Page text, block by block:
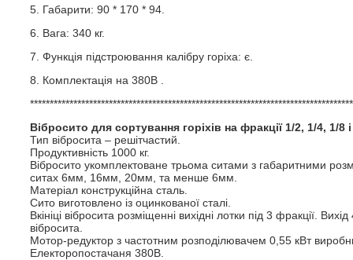
5. Габарити: 90 * 170 * 94.
6. Вага: 340 кг.
7. Функція підстроювання калібру горіха: є.
8. Комплектація на 380В .
Вібросито для сортування горіхів на фракції 1/2, 1/4, 1/8
Тип вібросита – решітчастий.
Продуктивність 1000 кг.
Вібросито укомплектоване трьома ситами з габаритними
ситах 6мм, 16мм, 20мм, та менше 6мм.
Матеріал конструкційна сталь.
Сито виготовлено із оцинкованої сталі.
Вкініці вібросита розміщенні вихідні лотки під 3 фракції.
вібросита.
Мотор-редуктор з частотним розподілювачем 0,55 кВт
Електоропостачаня 380В.